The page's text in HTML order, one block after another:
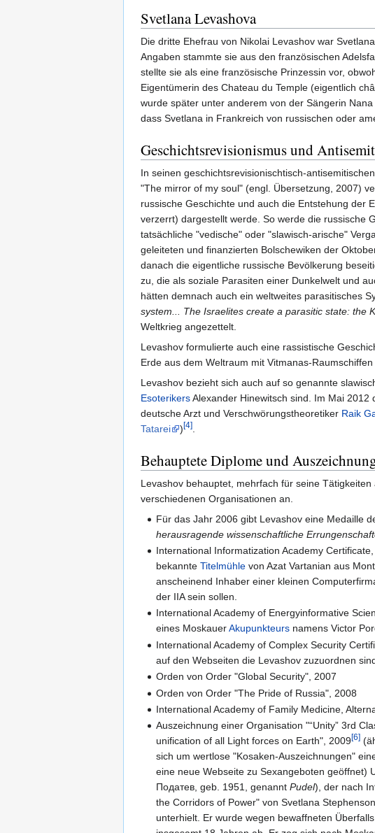
Svetlana Levashova
Die dritte Ehefrau von Nikolai Levashov war
Angaben stammte sie aus den französischen
stellte sie als eine französische Prinzessin vor,
Eigentümerin des Chateau du Temple (eigentlich
wurde später unter anderem von der Sängerin
dass Svetlana in Frankreich von russischen oder
Geschichtsrevisionismus und
In seinen geschichtsrevisionischtisch-
"The mirror of my soul" (engl. Übersetzung, 2007)
russische Geschichte und auch die Entstehung der
verzerrt) dargestellt werde. So werde die russische
tatsächliche "vedische" oder "slawisch-arische"
geleiteten und finanzierten Bolschewiken der
danach die eigentliche russische Bevölkerung
zu, die als soziale Parasiten einer Dunkelwelt und
hätten demnach auch ein weltweites parasitisches
system... The Israelites create a parasitic state: the
Weltkrieg angezettelt.
Levashov formulierte auch eine rassistische
Erde aus dem Weltraum mit Vitmanas-
Levashov bezieht sich auch auf so genannte
EsoterikersAlexander Hinewitsch sind. Im Mai
deutsche Arzt und Verschwörungstheoretiker Raik
Tatarei
)[4]
Behauptete Diplome und
Levashov behauptet, mehrfach für seine
verschiedenen Organisationen an.
Für das Jahr 2006 gibt Levashov eine Medaille
herausragende wissenschaftliche
International Informatization Academy
bekannteTitelmühle von Azat Vartanian aus
anscheinend Inhaber einer kleinen
der IIA sein sollen.
International Academy of Energyinformative
eines MoskauerAkupunkteurs namens Victor
International Academy of Complex Security
auf den Webseiten die Levashov zuzuordnen
Orden von Order "Global Security", 2007
Orden von Order "The Pride of Russia", 2008
International Academy of Family Medicine,
Auszeichnung einer Organisation "“Unity” 3rd
unification of all Light forces on Earth", 2009[6]
sich um wertlose "Kosaken-Auszeichnungen"
eine neue Webseite zu Sexangeboten geöffnet)
Податев, geb. 1951, genanntPudel), der nach
the Corridors of Power" von Svetlana
unterhielt. Er wurde wegen bewaffneten